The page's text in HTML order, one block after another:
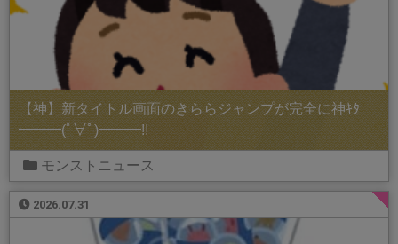
【神】新タイトル画面のきららジャンプが完全に神ｷﾀ
━━━(ﾟ∀ﾟ)━━━!!
モンストニュース
2026.07.31